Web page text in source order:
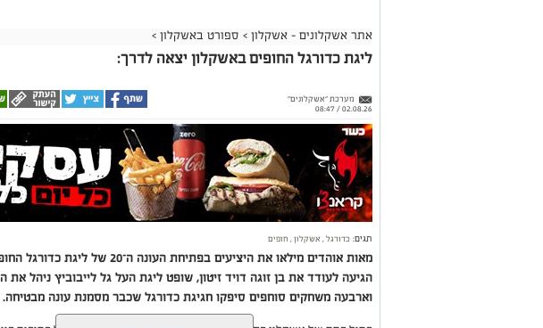
אתר אשקלונים - אשקלון > ספורט באשקלון >
ליגת כדורגל החופים באשקלון יצאה לדרך:
מערכת "אשקלונים"
02.08.26 / 08:47
תגים: כדורגל, אשקלון, חופים
מאות אוהדים מילאו את היציעים בפתיחת העונה
הגיעה לעודד את בן זוגה דויד זיטון, שופט ליגת העל גל לייבוביץ ניהל את
וארבעה משחקים סוחפים סיפקו חגיגת כדורגל שכבר מסמנת עונה מבטיחה.